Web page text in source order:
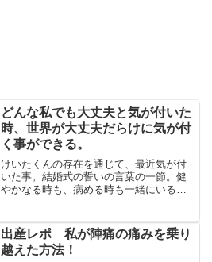
どんな私でも大丈夫と気が付いた
時、世界が大丈夫だらけに気が付
く事ができる。
けいたくんの存在を通じて、最近気が付
いた事。結婚式の誓いの言葉の一節。健
やかなる時も、病める時も一緒にいる事
時、病める時も、一緒にいる。けいたく
んと出会った時から、私はあ...
出産レポ 私が陣痛の痛みを乗り
越えた方法！